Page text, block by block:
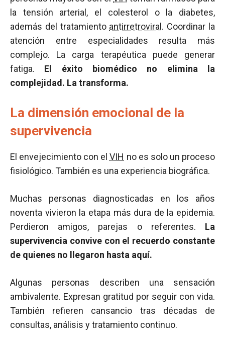
la tensión arterial, el colesterol o la diabetes,
además del tratamiento antirretroviral . Coordinar la
atención entre especialidades resulta más
complejo. La carga terapéutica puede generar
fatiga. El éxito biomédico no elimina la
complejidad. La transforma.
La dimensión emocional de la
supervivencia
El envejecimiento con elVIH no es solo un proceso
fisiológico. También es una experiencia biográfica.
Muchas personas diagnosticadas en los años
noventa vivieron la etapa más dura de la epidemia.
Perdieron amigos, parejas o referentes. La
supervivencia convive con el recuerdo constante
de quienes no llegaron hasta aquí.
Algunas personas describen una sensación
ambivalente. Expresan gratitud por seguir con vida.
También refieren cansancio tras décadas de
consultas, análisis y tratamiento continuo.